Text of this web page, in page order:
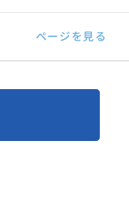
ページを見る